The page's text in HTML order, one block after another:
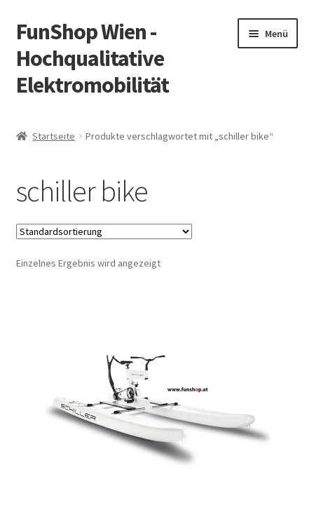
Zur
Navigation
springen
Zum
Inhalt
springen
FunShop Wien -
Hochqualitative
Elektromobilität
Menü
Vorsicht Internetbetrug
Über FunShop
Impressum
Startseite Produkte verschlagwortet mit „schiller bike“
schiller bike
Einzelnes Ergebnis wird angezeigt